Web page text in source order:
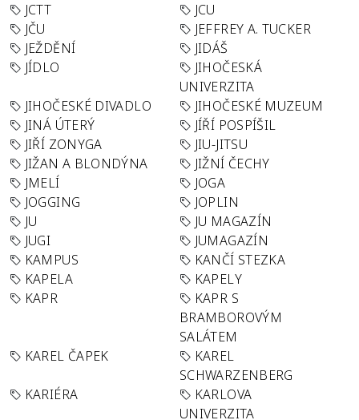
JCTT
JCU
JČU
JEFFREY A. TUCKER
JEŽDĚNÍ
JIDÁŠ
JÍDLO
JIHOČESKÁ
UNIVERZITA
JIHOČESKÉ DIVADLO
JIHOČESKÉ MUZEUM
JINÁ ÚTERÝ
JÍŘÍ POSPÍŠIL
JIŘÍ ZONYGA
JIU-JITSU
JIŽAN A BLONDÝNA
JIŽNÍ ČECHY
JMELÍ
JOGA
JOGGING
JOPLIN
JU
JU MAGAZÍN
JUGI
JUMAGAZÍN
KAMPUS
KANČÍ STEZKA
KAPELA
KAPELY
KAPR
KAPR S
BRAMBOROVÝM
SALÁTEM
KAREL ČAPEK
KAREL
SCHWARZENBERG
KARIÉRA
KARLOVA
UNIVERZITA